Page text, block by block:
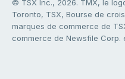
© TSX Inc., 2026. TMX, le
Toronto, TSX, Bourse de
marques de commerce de
commerce de Newsfile Corp.